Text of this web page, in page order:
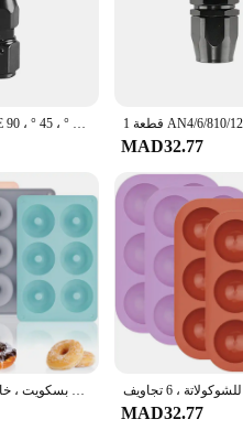
AN4/6/8/50/PTFE نهاية خرطوم دوار لزيت الوقود ، محول مناسب ، مستقيم 0 ° ، 45 ° ، 90 ° ، mi ° ، 0.2 ° درجة
MAD32.77
قالب خبز سيليكون غير لاصق ، مقلاة دونات ، مقلاة دونات ، 6 أحجام كاملة ، كعكة دونات مثالية ، أكياس بسكويت ، خالية من بيسفنول أ
MAD32.77